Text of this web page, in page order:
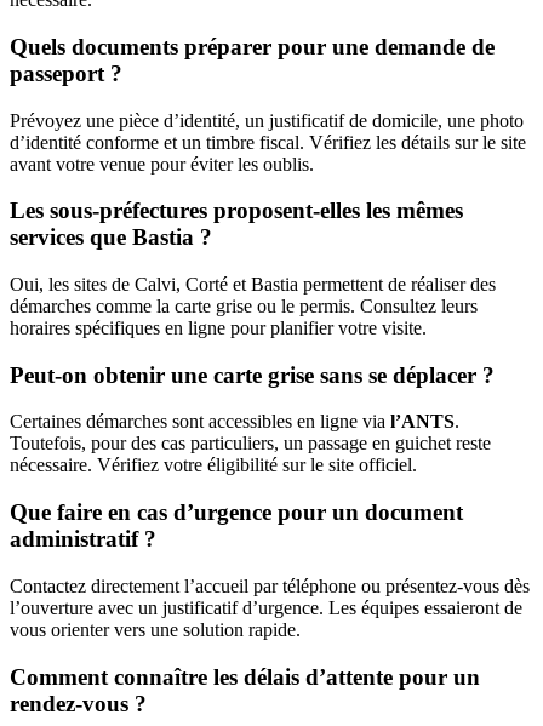
Quels documents préparer pour une demande de
passeport ?
Prévoyez une pièce d’identité, un justificatif de domicile, une photo
d’identité conforme et un timbre fiscal. Vérifiez les détails sur le site
avant votre venue pour éviter les oublis.
Les sous-préfectures proposent-elles les mêmes
services que Bastia ?
Oui, les sites de Calvi, Corté et Bastia permettent de réaliser des
démarches comme la carte grise ou le permis. Consultez leurs
horaires spécifiques en ligne pour planifier votre visite.
Peut-on obtenir une carte grise sans se déplacer ?
Certaines démarches sont accessibles en ligne via l’ANTS.
Toutefois, pour des cas particuliers, un passage en guichet reste
nécessaire. Vérifiez votre éligibilité sur le site officiel.
Que faire en cas d’urgence pour un document
administratif ?
Contactez directement l’accueil par téléphone ou présentez-vous dès
l’ouverture avec un justificatif d’urgence. Les équipes essaieront de
vous orienter vers une solution rapide.
Comment connaître les délais d’attente pour un
rendez-vous ?